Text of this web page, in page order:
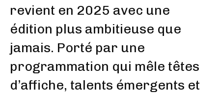
revient en 2025 avec une
édition plus ambitieuse que
jamais. Porté par une
programmation qui mêle têtes
d’affiche, talents émergents et